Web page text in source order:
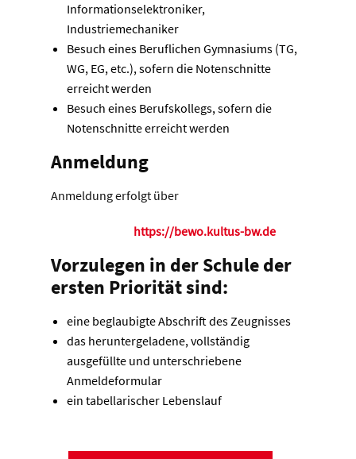
Informationselektroniker,
Industriemechaniker
Besuch eines Beruflichen Gymnasiums (TG,
WG, EG, etc.), sofern die Notenschnitte
erreicht werden
Besuch eines Berufskollegs, sofern die
Notenschnitte erreicht werden
Anmeldung
Anmeldung erfolgt über
https://bewo.kultus-bw.de
Vorzulegen in der Schule der
ersten Priorität sind:
eine beglaubigte Abschrift des Zeugnisses
das heruntergeladene, vollständig
ausgefüllte und unterschriebene
Anmeldeformular
ein tabellarischer Lebenslauf